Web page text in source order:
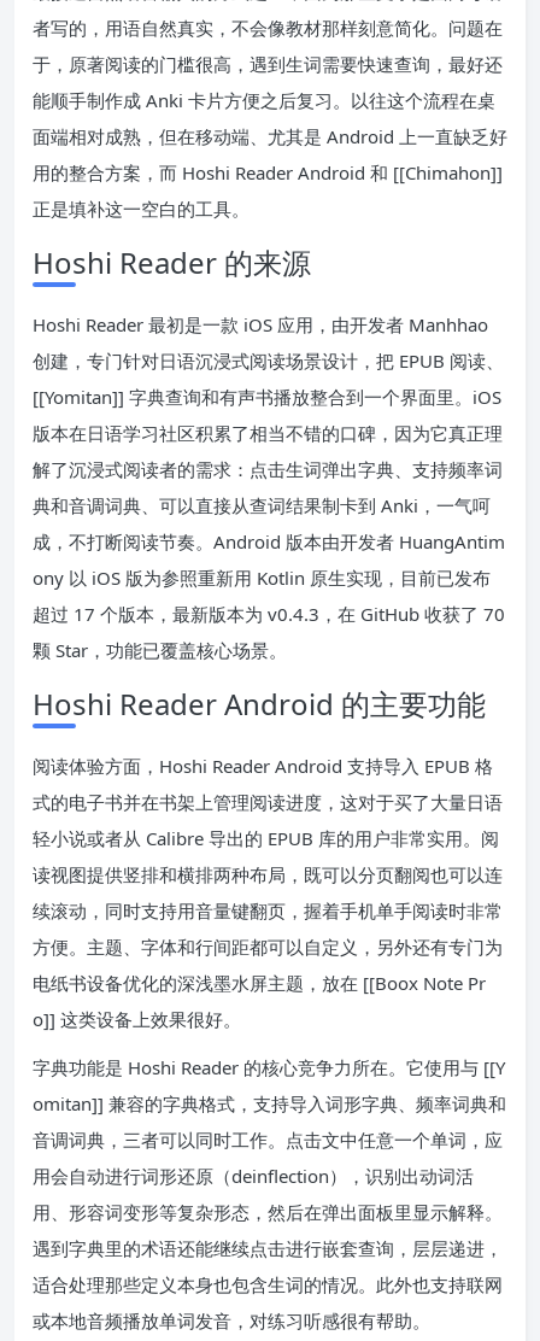
者写的，用语自然真实，不会像教材那样刻意简化。问题在
于，原著阅读的门槛很高，遇到生词需要快速查询，最好还
能顺手制作成 Anki 卡片方便之后复习。以往这个流程在桌
面端相对成熟，但在移动端、尤其是 Android 上一直缺乏好
用的整合方案，而 Hoshi Reader Android 和 [[Chimahon]]
正是填补这一空白的工具。
Hoshi Reader 的来源
Hoshi Reader 最初是一款 iOS 应用，由开发者 Manhhao
创建，专门针对日语沉浸式阅读场景设计，把 EPUB 阅读、
[[Yomitan]] 字典查询和有声书播放整合到一个界面里。iOS
版本在日语学习社区积累了相当不错的口碑，因为它真正理
解了沉浸式阅读者的需求：点击生词弹出字典、支持频率词
典和音调词典、可以直接从查词结果制卡到 Anki，一气呵
成，不打断阅读节奏。Android 版本由开发者 HuangAntim
ony 以 iOS 版为参照重新用 Kotlin 原生实现，目前已发布
超过 17 个版本，最新版本为 v0.4.3，在 GitHub 收获了 70
颗 Star，功能已覆盖核心场景。
Hoshi Reader Android 的主要功能
阅读体验方面，Hoshi Reader Android 支持导入 EPUB 格
式的电子书并在书架上管理阅读进度，这对于买了大量日语
轻小说或者从 Calibre 导出的 EPUB 库的用户非常实用。阅
读视图提供竖排和横排两种布局，既可以分页翻阅也可以连
续滚动，同时支持用音量键翻页，握着手机单手阅读时非常
方便。主题、字体和行间距都可以自定义，另外还有专门为
电纸书设备优化的深浅墨水屏主题，放在 [[Boox Note Pr
o]] 这类设备上效果很好。
字典功能是 Hoshi Reader 的核心竞争力所在。它使用与 [[Y
omitan]] 兼容的字典格式，支持导入词形字典、频率词典和
音调词典，三者可以同时工作。点击文中任意一个单词，应
用会自动进行词形还原（deinflection），识别出动词活
用、形容词变形等复杂形态，然后在弹出面板里显示解释。
遇到字典里的术语还能继续点击进行嵌套查询，层层递进，
适合处理那些定义本身也包含生词的情况。此外也支持联网
或本地音频播放单词发音，对练习听感很有帮助。